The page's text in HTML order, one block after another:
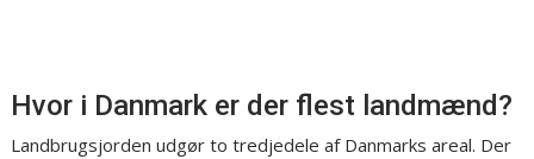
Hvor i Danmark er der flest landmænd?
Landbrugsjorden udgør to tredjedele af Danmarks areal. Der